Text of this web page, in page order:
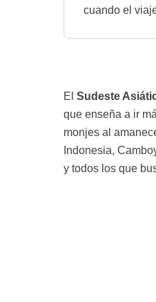
cuando el
El Sudeste
que enseña a ir
monjes al
Indonesia,
y todos los que